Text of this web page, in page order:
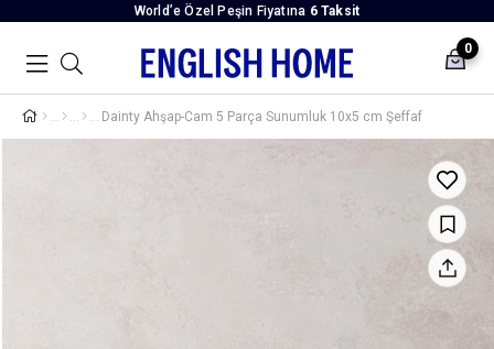
World’e Özel Peşin Fiyatına 6 Taksit
0
Dainty Ahşap-Cam 5 Parça Sunumluk 10x5 cm Şeffaf